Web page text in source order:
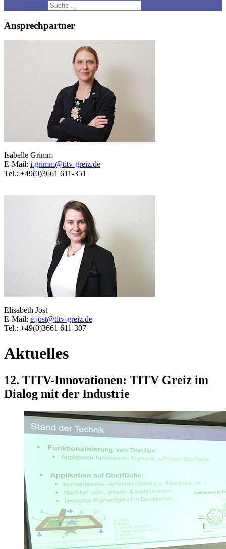
Ansprechpartner
Isabelle Grimm
E-Mail: i.grimm@titv-greiz.de
Tel.: +49(0)3661 611-351
Elisabeth Jost
E-Mail: e.jost@titv-greiz.de
Tel.: +49(0)3661 611-307
Aktuelles
12. TITV-Innovationen: TITV Greiz im
Dialog mit der Industrie